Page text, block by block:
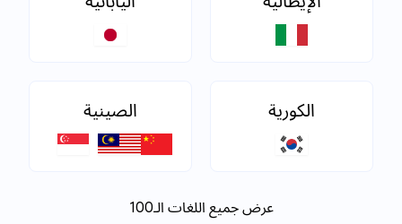
الكورية الصينية
عرض جميع اللغات الـ100